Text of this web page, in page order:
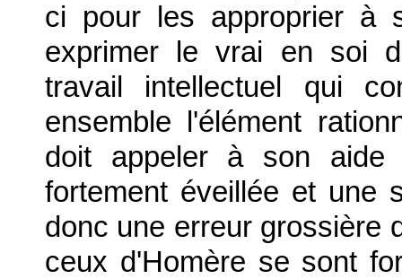
ci pour les approprier à
exprimer le vrai en soi
travail intellectuel qui
ensemble l'élément
doit appeler à son
fortement éveillée et une
donc une erreur grossière
ceux d'Homère se sont